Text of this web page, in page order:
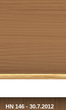
HN 146 - 30.7.2012